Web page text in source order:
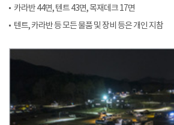
카라반 44면, 텐트 43면, 목재데크 17면
텐트, 카라반 등 모든 물품 및 장비 등은 개인 지참